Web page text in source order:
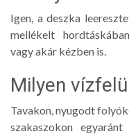
Igen, a deszka
mellékelt
vagy akár kézben is.
Milyen
Tavakon, nyugodt
szakaszokon